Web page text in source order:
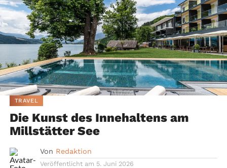
TRAVEL
Die Kunst des Innehaltens am
Millstätter See
Von Redaktion
Veröffentlicht am 5. Juni 2026